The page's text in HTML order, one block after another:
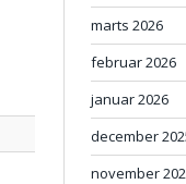
marts 2026
februar 2026
januar 2026
december
november